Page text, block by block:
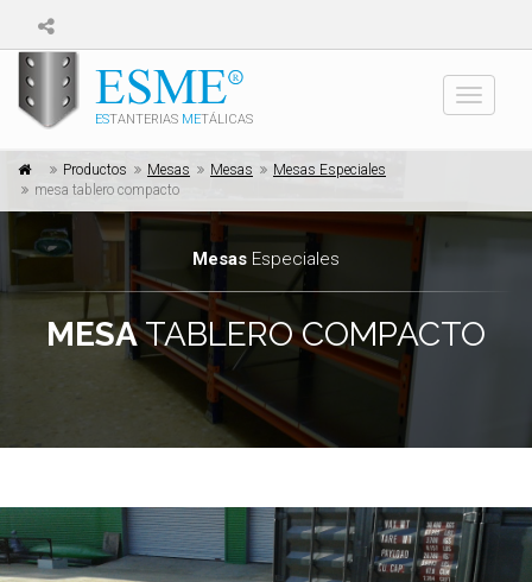
ESTANTERIAS METÁLICAS
Toggle
Productos Mesas Mesas
Mesas Especiales
mesa tablero compacto
Mesas Especiales
MESATABLERO COMPACTO